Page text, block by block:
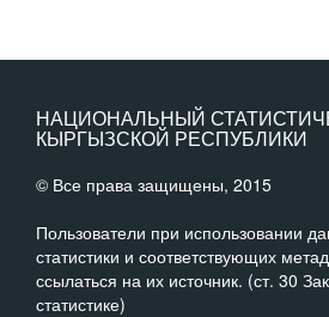
НАЦИОНАЛЬНЫЙ
КЫРГЫЗСКОЙ РЕСПУБЛИКИ
© Все права защищены, 2015
Пользователи при использовании
статистики и соответствующих
ссылаться на их источник. (ст. 30
статистике)